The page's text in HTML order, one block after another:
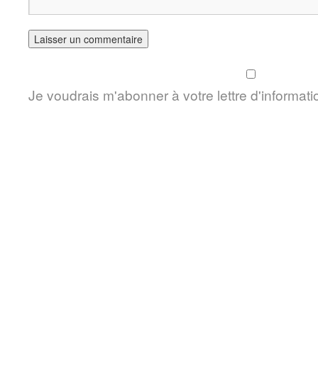
Je voudrais m'abonner à votre lettre